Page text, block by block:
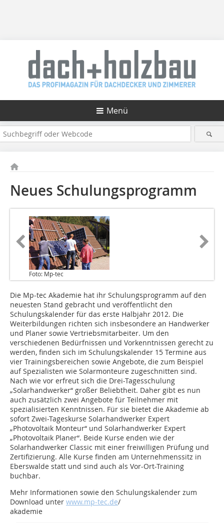
Menü
Neues Schulungsprogramm
Foto: Mp-tec
Die Mp-tec Akademie hat ihr Schulungsprogramm auf den
neuesten Stand gebracht und veröffentlicht den
Schulungskalender für das erste Halbjahr 2012. Die
Weiterbildungen richten sich insbesondere an Handwerker
und Planer sowie Vertriebsmitarbeiter. Um den
verschiedenen Bedürfnissen und Vorkenntnissen gerecht zu
werden, finden sich im Schulungskalender 15 Termine aus
vier Trainingsbereichen sowie Angebote, die zum Beispiel
auf Spezialisten wie Solarmonteure zugeschnitten sind.
Nach wie vor erfreut sich die Drei-Tagesschulung
„Solarhandwerker“ großer Beliebtheit. Daher gibt es nun
auch zusätzlich zwei Angebote für Teilnehmer mit
spezialisierten Kenntnissen. Für sie bietet die Akademie ab
sofort Zwei-Tageskurse Solarhandwerker Expert
„Photovoltaik Monteur“ und Solarhandwerker Expert
„Photovoltaik Planer“. Beide Kurse enden wie der
Solarhandwerker Classic mit einer freiwilligen Prüfung und
Zertifizierung. Alle Kurse finden am Unternehmenssitz in
Eberswalde statt und sind auch als Vor-Ort-Training
buchbar.
Mehr Informationen sowie den Schulungskalender zum
Download unter www.mp-tec.de/
akademie